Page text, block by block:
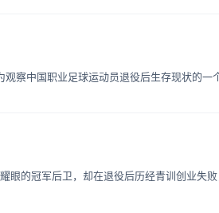
察中国职业足球运动员退役后生存现状的一
的冠军后卫，却在退役后历经青训创业失